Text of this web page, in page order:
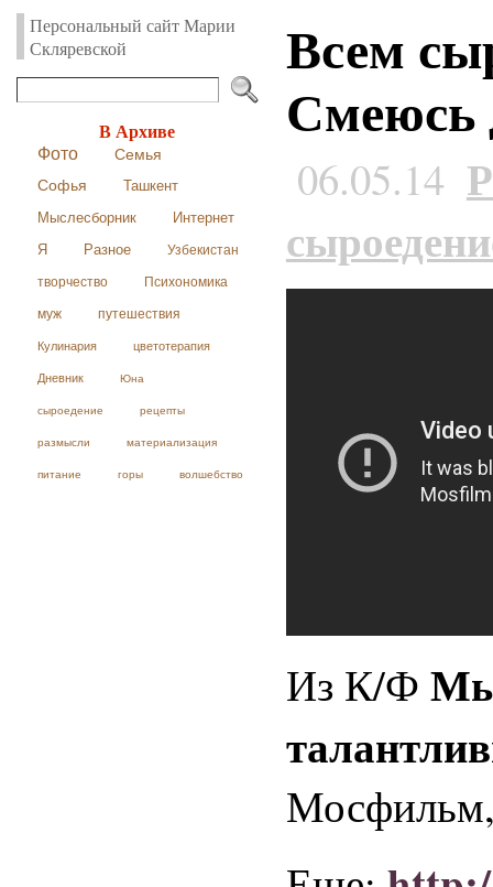
Персональный сайт Марии
Скляревской
В Архиве
Фото Семья
Софья
Ташкент
Мыслесборник
Интернет
Я Разное Узбекистан
творчество Психономика
муж путешествия
Кулинария цветотерапия
Дневник Юна
сыроедение рецепты
размысли материализация
питание горы волшебство
Всем
Смеюсь
06.05.14
Из К/Ф Мы
Мосфильм,